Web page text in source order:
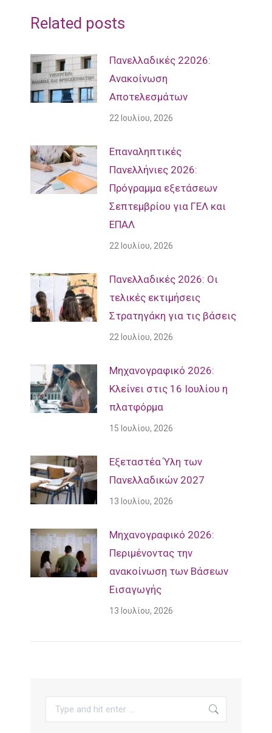
Related posts
Πανελλαδικές 22026:
Ανακοίνωση
Αποτελεσμάτων
22 Ιουλίου, 2026
Επαναληπτικές
Πανελλήνιες 2026:
Πρόγραμμα εξετάσεων
Σεπτεμβρίου για ΓΕΛ και
ΕΠΑΛ
22 Ιουλίου, 2026
Πανελλαδικές 2026: Οι
τελικές εκτιμήσεις
Στρατηγάκη για τις βάσεις
22 Ιουλίου, 2026
Μηχανογραφικό 2026:
Κλείνει στις 16 Ιουλίου η
πλατφόρμα
15 Ιουλίου, 2026
Εξεταστέα Ύλη των
Πανελλαδικών 2027
13 Ιουλίου, 2026
Mηχανογραφικό 2026:
Περιμένοντας την
ανακοίνωση των Βάσεων
Εισαγωγής
13 Ιουλίου, 2026
Search: